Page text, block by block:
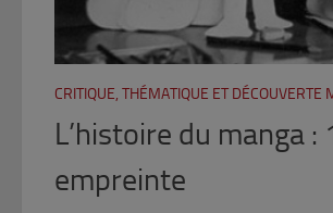
CRITIQUE, THÉMATIQUE ET DÉCOUVERTE
L’histoire du manga
empreinte